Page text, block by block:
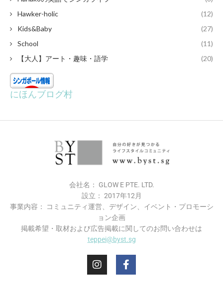
Hawker-holic
(12)
Kids&Baby
(27)
School
(11)
【大人】アート・趣味・語学
(20)
にほんブログ村
会社名： GLOW E PTE. LTD.
設立： 2017年12月
事業内容： コミュニティ運営、デザイン、イベント・プロモーシ
ョン企画
掲載希望・​取材および広告掲載に関してのお問い合わせは
teppei@byst.sg